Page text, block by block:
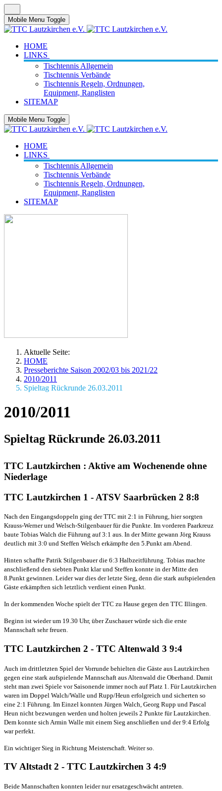
Mobile Menu Toggle
HOME
LINKS
Tischtennis Allgemein
Tischtennis Verbände
Tischtennis Regeln, Ordnungen,
Equipment, Ranglisten
SITEMAP
Mobile Menu Toggle
HOME
LINKS
Tischtennis Allgemein
Tischtennis Verbände
Tischtennis Regeln, Ordnungen,
Equipment, Ranglisten
SITEMAP
Aktuelle Seite:
HOME
Presseberichte Saison 2002/03 bis 2021/22
2010/2011
Spieltag Rückrunde 26.03.2011
2010/2011
Spieltag Rückrunde 26.03.2011
TTC Lautzkirchen : Aktive am Wochenende ohne
Niederlage
TTC Lautzkirchen 1 - ATSV Saarbrücken 2 8:8
Nach den Eingangsdoppeln ging der TTC mit 2:1 in Führung, hier sorgten
Krauss-Werner und Welsch-Stilgenbauer für die Punkte. Im vorderen Paarkreuz
baute Tobias Walch die Führung auf 3:1 aus. In der Mitte gewann Jörg Krauss
deutlich mit 3:0 und Steffen Welsch erkämpfte den 5.Punkt am Abend.
Hinten schaffte Patrik Stilgenbauer die 6:3 Halbzeitführung. Tobias machte
anschließend den siebten Punkt klar und Steffen konnte in der Mitte den
8.Punkt gewinnen. Leider war dies der letzte Sieg, denn die stark aufspielenden
Gäste erkämpften sich letztlich verdient einen Punkt.
In der kommenden Woche spielt der TTC zu Hause gegen den TTC Illingen.
Beginn ist wieder um 19.30 Uhr, über Zuschauer würde sich die erste
Mannschaft sehr freuen.
TTC Lautzkirchen 2 - TTC Altenwald 3 9:4
Auch im drittletzten Spiel der Vorrunde behielten die Gäste aus Lautzkirchen
gegen eine stark aufspielende Mannschaft aus Altenwald die Oberhand. Damit
steht man zwei Spiele vor Saisonende immer noch auf Platz 1. Für Lautzkirchen
waren im Doppel Walch/Walle und Rupp/Heun erfolgreich und sicherten so
eine 2:1 Führung. Im Einzel konnten Jürgen Walch, Georg Rupp und Pascal
Heun nicht bezwungen werden und holten jeweils 2 Punkte für Lautzkirchen.
Dem konnte sich Armin Walle mit einem Sieg anschließen und der 9:4 Erfolg
war perfekt.
Ein wichtiger Sieg in Richtung Meisterschaft. Weiter so.
TV Altstadt 2 - TTC Lautzkirchen 3 4:9
Beide Mannschaften konnten leider nur ersatzgeschwächt antreten.